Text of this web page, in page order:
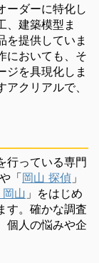
ーダーに特化し
、建築模型ま
を提供していま
においても、そ
ジを具現化しま
クリアルで、
行っている専門
「岡山 探偵 」
山 」をはじめ
す。確かな調査
個人の悩みや企